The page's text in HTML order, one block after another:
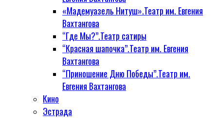
«Мадемуазель Нитуш».Театр им. Евгения
Вахтангова
“Где Мы?”.Театр сатиры
“Красная шапочка”.Театр им. Евгения
Вахтангова
“Приношение Дню Победы”.Театр им.
Евгения Вахтангова
Кино
Эстрада